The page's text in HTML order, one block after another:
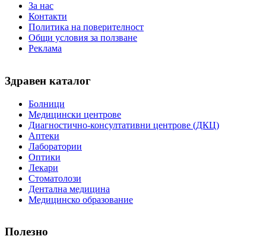
За нас
Контакти
Политика на поверителност
Общи условия за ползване
Реклама
Здравен каталог
Болници
Медицински центрове
Диагностично-консултативни центрове (ДКЦ)
Аптеки
Лаборатории
Оптики
Лекари
Стоматолози
Дентална медицина
Медицинско образование
Полезно